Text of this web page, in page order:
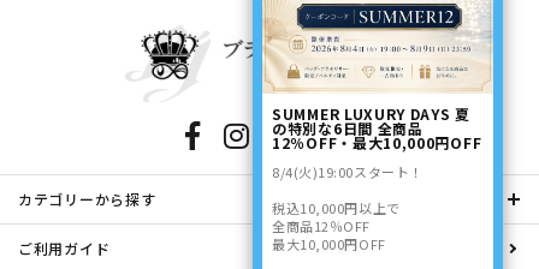
カテゴリーから探す
ご利用ガイド
SUMMER LUXURY DAYS 夏
の特別な6日間 全商品
12％OFF・最大10,000円OFF
8/4(火)19:00スタート！
税込10,000円以上で
全商品12％OFF
最大10,000円OFF